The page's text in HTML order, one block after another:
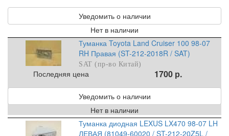
Уведомить о наличии
Нет в наличии
Туманка Toyota Land Cruiser 100 98-07
RH Правая (ST-212-2018R / SAT)
SAT (пр-во Китай)
Последняя цена 1700 р.
Уведомить о наличии
Нет в наличии
Туманка диодная LEXUS LX470 98-07 LH
ЛЕВАЯ (81049-60020 / ST-212-20Z5L /